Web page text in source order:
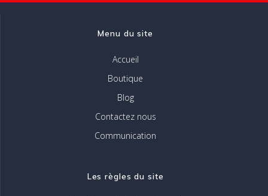
Menu du site
Accueil
Boutique
Blog
Contactez nous
Communication
Les règles du site